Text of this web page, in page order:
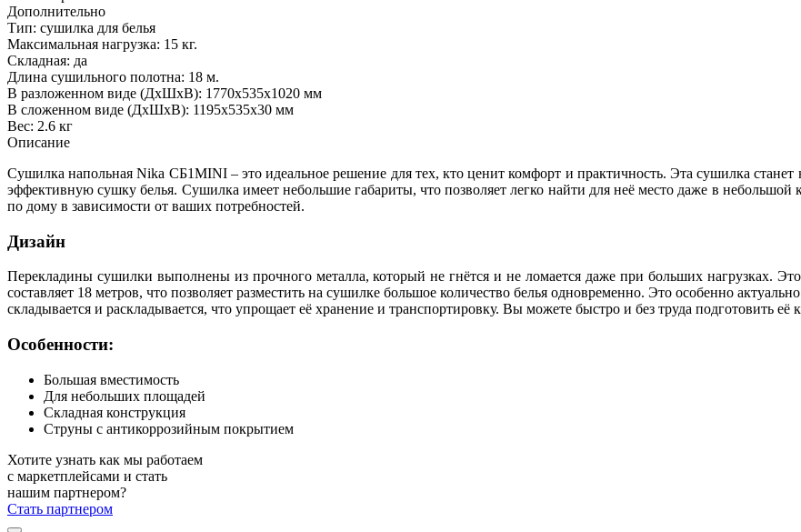
Дополнительно
Тип: сушилка для белья
Максимальная нагрузка: 15 кг.
Складная: да
Длина сушильного полотна: 18 м.
В разложенном виде (ДхШхВ): 1770х535х1020 мм
В сложенном виде (ДхШхВ): 1195х535х30 мм
Вес: 2.6 кг
Описание
Сушилка напольная Nika СБ1MINI – это идеальное решение для тех, кто ценит комфорт и практичность. Эта сушилка
эффективную сушку белья. Сушилка имеет небольшие габариты, что позволяет легко найти для неё место даже в небольшой
по дому в зависимости от ваших потребностей.
Дизайн
Перекладины сушилки выполнены из прочного металла, который не гнётся и не ломается даже при больших нагрузках.
составляет 18 метров, что позволяет разместить на сушилке большое количество белья одновременно. Это особенно
складывается и раскладывается, что упрощает её хранение и транспортировку. Вы можете быстро и без труда подготовить
Особенности:
Большая вместимость
Для небольших площадей
Складная конструкция
Струны с антикоррозийным покрытием
Хотите узнать как мы работаем
с маркетплейсами и стать
нашим партнером?
Стать партнером